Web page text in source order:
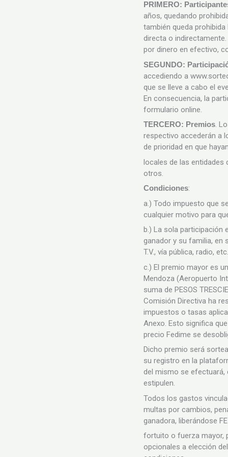
PRIMERO:
años, quedando
también queda
directa o
por dinero en efectivo,
SEGUNDO:
accediendo a
que se lleve a cabo el
En consecuencia, la
formulario online.
TERCERO: Premios.
respectivo accederán a
de prioridad en que
locales de las entidades
otros.
Condiciones:
a.) Todo impuesto que
cualquier motivo para
b.) La sola participación
ganador y su familia, en
T.V., vía pública, radio,
c.) El premio mayor es
Mendoza (Aeropuerto
suma de PESOS
Comisión Directiva ha
impuestos o tasas
Anexo. Esto significa
precio Fedime se
Dicho premio será
su registro en la
del mismo se efectuará,
estipulen.
Todos los gastos
multas por cambios,
ganadora, liberándose
fortuito o fuerza mayor,
opcionales a elección